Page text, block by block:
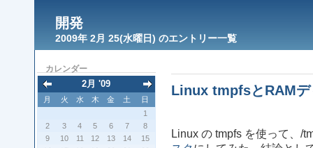
開発
2009年 2月 25(水曜日) のエントリー一覧
カレンダー
2月 '09
月 火 水 木 金 土
日
1
2
3 4 5 6 7
8
9
10 11 12 13 14
15
Linux tmpfsとRAMデ
Linux の tmpfs を使って、/